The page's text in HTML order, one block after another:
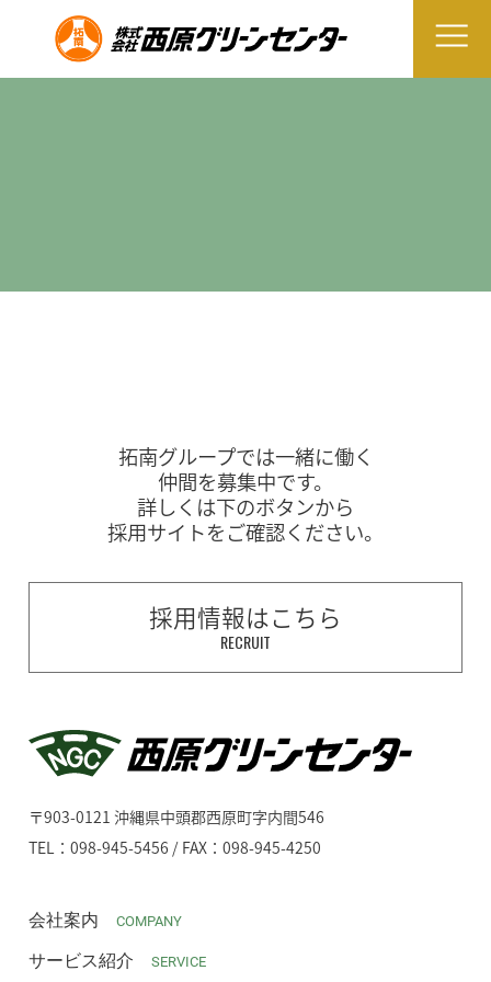
拓南グループでは一緒に働く
仲間を募集中です。
詳しくは下のボタンから
採用サイトをご確認ください。
採用情報はこちら
RECRUIT
〒903-0121 沖縄県中頭郡西原町字内間546
TEL：098-945-5456 / FAX：098-945-4250
会社案内 COMPANY
サービス紹介 SERVICE